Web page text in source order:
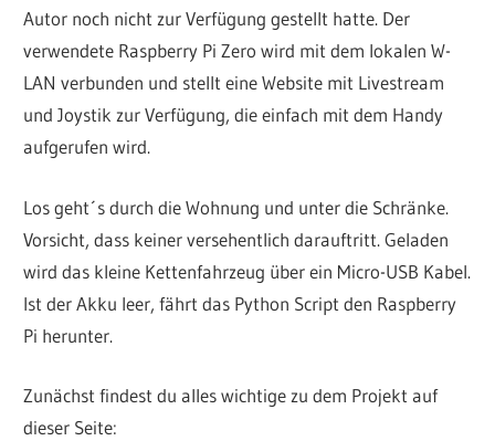
Autor noch nicht zur Verfügung gestellt hatte. Der
verwendete Raspberry Pi Zero wird mit dem lokalen W-
LAN verbunden und stellt eine Website mit Livestream
und Joystik zur Verfügung, die einfach mit dem Handy
aufgerufen wird.
Los geht´s durch die Wohnung und unter die Schränke.
Vorsicht, dass keiner versehentlich darauftritt. Geladen
wird das kleine Kettenfahrzeug über ein Micro-USB Kabel.
Ist der Akku leer, fährt das Python Script den Raspberry
Pi herunter.
Zunächst findest du alles wichtige zu dem Projekt auf
dieser Seite: